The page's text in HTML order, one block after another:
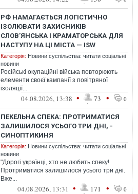
РФ НАМАГАЄТЬСЯ ЛОГІСТИЧНО
ІЗОЛЮВАТИ ЗАХИСНИКІВ
СЛОВ’ЯНСЬКА І КРАМАТОРСЬКА ДЛЯ
НАСТУПУ НА ЦІ МІСТА — ISW
Категорія: Новини суспільства: читати соціальні
новини
Російські окупаційні війська повторюють
елементи своєї кампанії з повітряної
ізоляції...
04.08.2026, 13:38 • 73 • 0
ПЕКЕЛЬНА СПЕКА: ПРОТРИМАТИСЯ
ЗАЛИШИЛОСЯ УСЬОГО ТРИ ДНІ, -
СИНОПТИКИНЯ
Категорія: Новини суспільства: читати соціальні
новини
"Дорогі українці, хто не любить спеку!
Протриматися залишилося усього три дні.
Вже...
04.08.2026, 13:31 • 171 • 0